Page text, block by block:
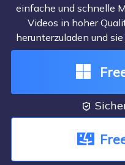
einfache und schnelle
Videos in hoher
herunterzuladen und
